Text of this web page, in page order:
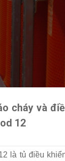
cháy và
12
là tủ điều